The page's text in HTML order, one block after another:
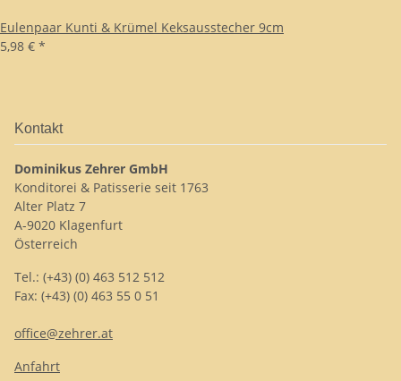
Eulenpaar Kunti & Krümel Keksausstecher 9cm
5,98 € *
Kontakt
Dominikus Zehrer GmbH
Konditorei & Patisserie seit 1763
Alter Platz 7
A-9020 Klagenfurt
Österreich
Tel.: (+43) (0) 463 512 512
Fax: (+43) (0) 463 55 0 51
office@zehrer.at
Anfahrt